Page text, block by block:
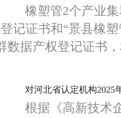
橡塑管2个产业
记证书和“景县橡
数据产权登记证书
对河北省认定机构2025
示
根据《高新技术